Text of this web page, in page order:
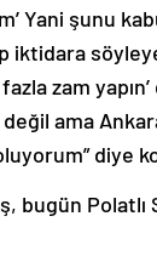
Yani şunu
iktidara
zam
ama
diye
bugün